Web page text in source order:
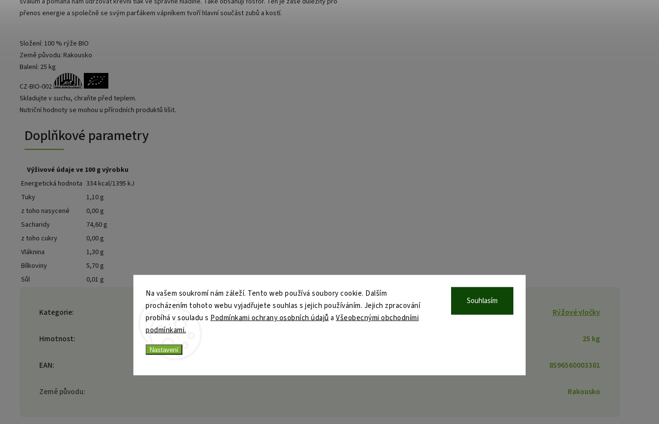
Na vašem soukromí nám záleží. Tento web používá soubory cookie. Dalším
procházením tohoto webu vyjadřujete souhlas s jejich používáním. Jejich zpracování
probíhá v souladu s Podmínkami ochrany osobních údajů a Všeobecnými obchodními
podmínkami.
Nastavení
Souhlasím
přenos energie a společně se svým parťákem vápníkem tvoří hlavní součást zubů a kostí.
Složení: 100 % rýže BIO
Země původu: Rakousko
Balení: 25 kg
CZ-BIO-002
Skladujte v suchu, chraňte před teplem.
Nutriční hodnoty se mohou u přírodních produktů lišit.
Doplňkové parametry
Výživové údaje ve 100 g výrobku
Energetická hodnota 334 kcal/1395 kJ
Tuky
1,10 g
z toho nasycené
0,00 g
Sacharidy
74,60 g
z toho cukry
0,00 g
Vláknina
1,30 g
Bílkoviny
5,70 g
Sůl
0,01 g
Kategorie: Rýžové vločky
Hmotnost: 25 kg
EAN: 8596560003381
Země původu: Rakousko